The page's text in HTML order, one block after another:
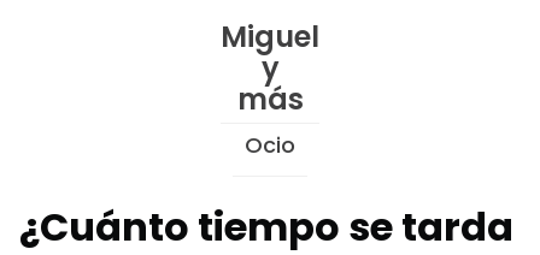
Skip
to
Content
Miguel
y
más
Ocio
¿Cuánto tiempo se tarda